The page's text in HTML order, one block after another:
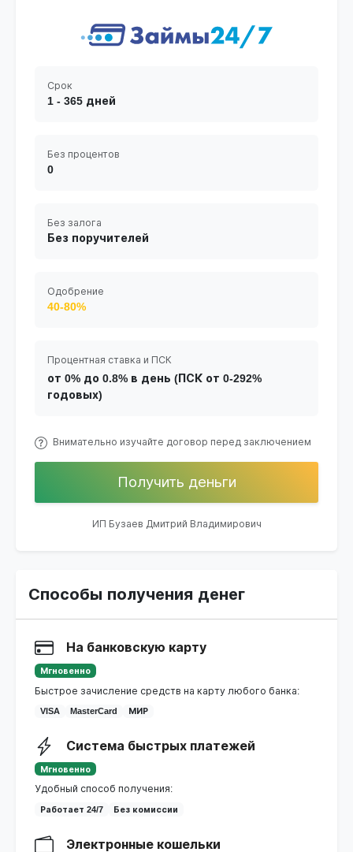
Срок
1 - 365 дней
Без процентов
0
Без залога
Без поручителей
Одобрение
40-80%
Процентная ставка и ПСК
от 0% до 0.8% в день (ПСК от 0-292%
годовых)
Внимательно изучайте договор перед заключением
Получить деньги
ИП Бузаев Дмитрий Владимирович
Способы получения денег
На банковскую карту
Мгновенно
Быстрое зачисление средств на карту любого банка:
VISA MasterCard МИР
Система быстрых платежей
Мгновенно
Удобный способ получения:
Работает 24/7 Без комиссии
Электронные кошельки